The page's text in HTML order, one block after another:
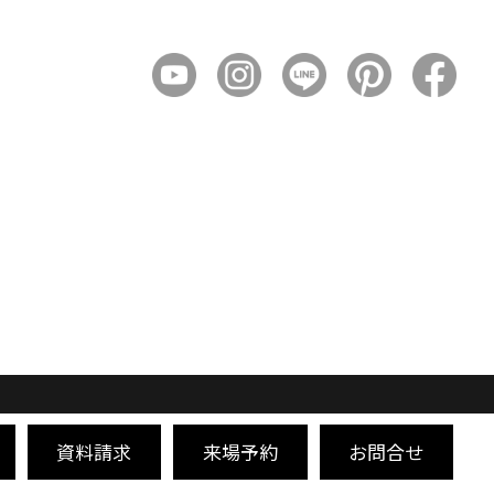
資料請求 来場予約 お問合せ